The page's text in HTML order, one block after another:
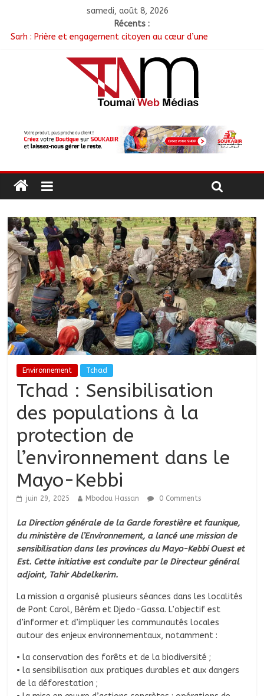
samedi, août 8, 2026
Récents :
Sarh : Prière et engagement citoyen au cœur d’une
Politique : Le RPC lance l’opération de dépôt des demandes de
أبشي: الرئيس الولائي للحزب الإصلاحي بولاية وداي يطالب الحكومة
بمعالجة أزمة المياه والوقود وغاز الطهي.
Toukra : La gare routière en pleine réhabilitation pour
améliorer la mobilité
Environnement Tchad
Tchad : Sensibilisation
des populations à la
protection de
l’environnement dans le
Mayo-Kebbi
juin 29, 2025 Mbodou Hassan 0 Comments
La Direction générale de la Garde forestière et faunique,
du ministère de l’Environnement, a lancé une mission de
sensibilisation dans les provinces du Mayo-Kebbi Ouest et
Est. Cette initiative est conduite par le Directeur général
adjoint, Tahir Abdelkerim.
La mission a organisé plusieurs séances dans les localités
de Pont Carol, Bérém et Djedo-Gassa. L’objectif est
d’informer et d’impliquer les communautés locales
autour des enjeux environnementaux, notamment :
• la conservation des forêts et de la biodiversité ;
• la sensibilisation aux pratiques durables et aux dangers
de la déforestation ;